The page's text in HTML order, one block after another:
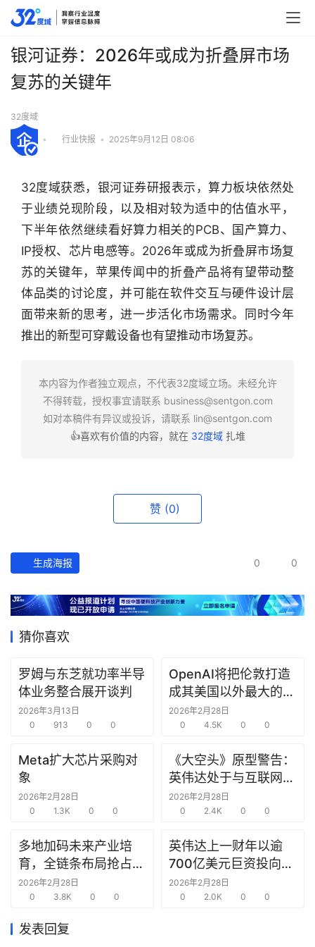
行
业
快
产
经
数
研
选
报
告
创
投
之
商
机
链
银河证券：2026年或成为折叠屏市场
复苏的关键年
32度域
• 行业快报 • 2025年9月12日 08:06
32度域获悉，银河证券研报表示，算力板块依然处
于业绩兑现阶段，以及相对较为适中的估值水平，
下半年依然继续看好算力相关的PCB、国产算力、
IP授权、芯片电感等。2026年或成为折叠屏市场复
苏的关键年，苹果传闻中的折叠产品将有望带动整
体品类的讨论度，并可能在软件交互与硬件设计层
面带来新的思考，进一步活化市场需求。同时今年
推出的新型可穿戴设备也有望推动市场复苏。
本内容为作者独立观点，不代表32度域立场。未经允许
不得转载，授权事宜请联系 business@sentgon.com
如对本稿件有异议或投诉，请联系 lin@sentgon.com
👍喜欢有价值的内容，就在 32度域扎堆
赞 (0)
生成海报 0 0
猜你喜欢
罗姆与东芝就功率半导
体业务整合展开谈判
2026年3月13日
0
913 0 0
OpenAI将把伦敦打造
成其美国以外最大的研
究中心
2026年2月28日
0
4.5K 0 0
Meta扩大芯片采购对
象
2026年2月28日
0
1.3K 0 0
《大空头》原型警告：
英伟达处于与互联网泡
沫时期思科同样的“危
险境地”
2026年2月28日
0
2.4K 0 0
多地加码未来产业培
育，全链条布局抢占新
赛道先机
2026年2月28日
0
3.8K 0 0
英伟达上一财年以逾
700亿美元巨资投向合
作方，竭力巩固AI芯片
需求
2026年2月28日
0
2.0K 0 0
发表回复